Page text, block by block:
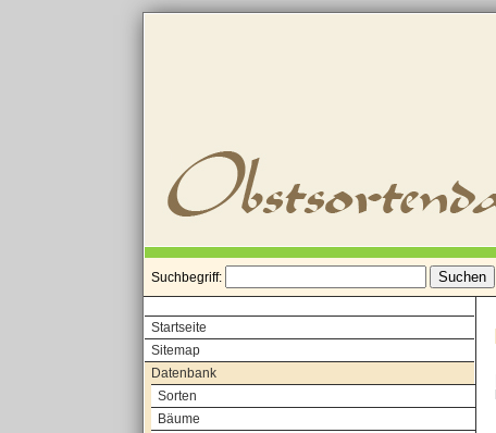
Suchbegriff:
Startseite
Sitemap
Datenbank
Sorten
Bäume